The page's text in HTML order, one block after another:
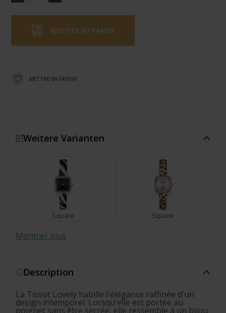
AJOUTER AU PANIER
METTRE EN FAVORI
Weitere Varianten
Square Square
Square Square
Square Summer Set Square Summer Set
Summer Valentines Set Square
Square
Montrer plus
Description
La Tissot Lovely habille l'élégance raffinée d'un
design intemporel. Lorsqu'elle est portée au
poignet sans être serrée, elle ressemble à un bijou